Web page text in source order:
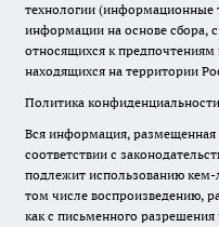
технологии (информационные
информации на основе сбора,
относящихся к предпочтениям
находящихся на территории
Политика
Вся информация, размещенная
соответствии с
подлежит использованию
том числе воспроизведению,
как с письменного разрешения